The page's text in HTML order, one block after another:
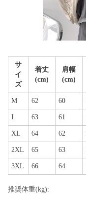
サ
イ
ズ
着丈
(cm)
肩幅
(cm)
M 62 60
L 63 61
XL 64 62
2XL 65 63
3XL 66 64
推奨体重(kg):